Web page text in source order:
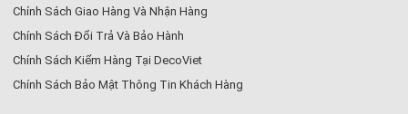
Chính Sách Giao Hàng Và Nhận Hàng
Chính Sách Đổi Trả Và Bảo Hành
Chính Sách Kiểm Hàng Tại DecoViet
Chính Sách Bảo Mật Thông Tin Khách Hàng